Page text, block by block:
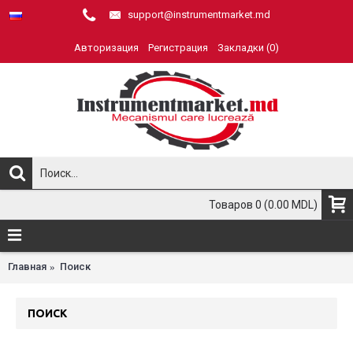
support@instrumentmarket.md
Авторизация Регистрация Закладки (0)
Товаров 0 (0.00 MDL)
Главная Поиск
ПОИСК